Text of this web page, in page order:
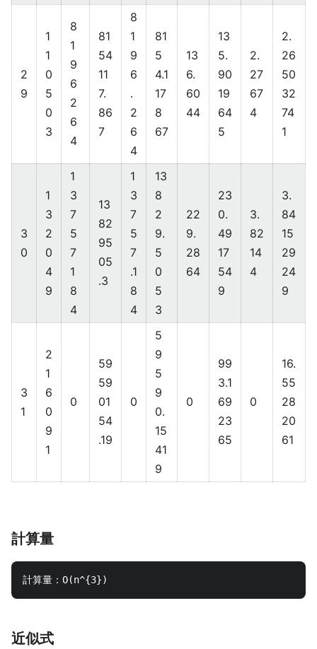
2
9
1
1
0
5
0
3
8
1
9
6
2
6
4
81
54
11
7.
86
7
8
1
9
6
.
2
6
4
81
5
4.1
17
8
67
13
6.
60
44
13
5.
90
19
64
5
2.
27
67
4
2.
26
50
32
74
1
3
0
1
3
2
0
4
9
1
3
7
5
7
1
8
4
13
82
95
05
.3
1
3
7
5
7
.1
8
4
13
8
2
9.
5
0
5
3
22
9.
28
64
23
0.
49
17
54
9
3.
82
14
4
3.
84
15
29
24
9
3
1
2
1
6
0
9
1
0
59
59
01
54
.19
0
5
9
5
9
0.
15
41
9
0
99
3.1
69
23
65
0
16.
55
28
20
61
計算量
近似式